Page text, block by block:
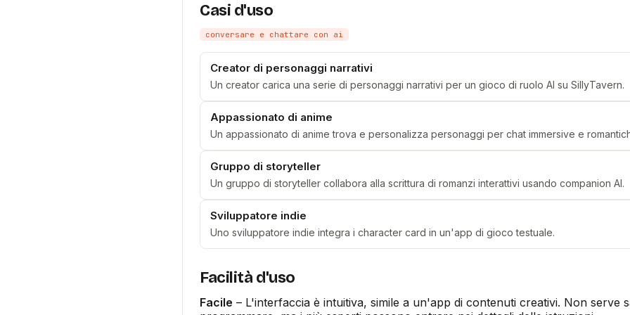
Casi d'uso
conversare e chattare con ai
Creator di personaggi narrativi
Un creator carica una serie di personaggi narrativi per un gioco di ruolo AI su SillyTavern.
Appassionato di anime
Un appassionato di anime trova e personalizza personaggi per chat immersive e
Gruppo di storyteller
Un gruppo di storyteller collabora alla scrittura di romanzi interattivi usando companion AI.
Sviluppatore indie
Uno sviluppatore indie integra i character card in un'app di gioco testuale.
Facilità d'uso
Facile – L'interfaccia è intuitiva, simile a un'app di contenuti creativi. Non serve